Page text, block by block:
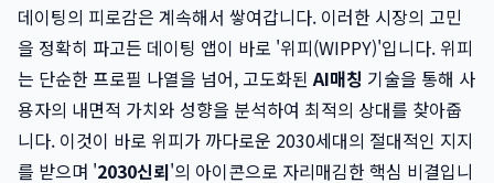
데이팅의 피로감은 계속해서 쌓여갑니다. 이러한 시장의 고민
을 정확히 파고든 데이팅 앱이 바로 '위피(WIPPY)'입니다. 위피
는 단순한 프로필 나열을 넘어, 고도화된AI매칭 기술을 통해 사
용자의 내면적 가치와 성향을 분석하여 최적의 상대를 찾아줍
니다. 이것이 바로 위피가 까다로운 2030세대의 절대적인 지지
를 받으며 '2030신뢰'의 아이콘으로 자리매김한 핵심 비결입니